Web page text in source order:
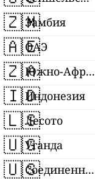
🇿🇲Замбия
🇦🇪
ОАЭ
🇿🇦 Южно-Африканская Республика
🇮🇩Индонезия
🇱🇸Лесото
🇺🇬Уганда
🇺🇸 Соединенные Штаты